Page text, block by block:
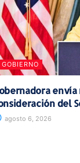
GOBIERNO
del
agosto 6, 2026